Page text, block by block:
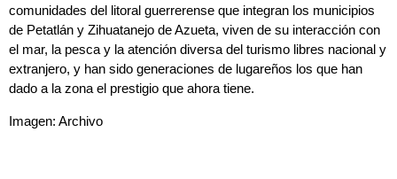
comunidades del litoral guerrerense que integran los municipios
de Petatlán y Zihuatanejo de Azueta, viven de su interacción con
el mar, la pesca y la atención diversa del turismo libres nacional y
extranjero, y han sido generaciones de lugareños los que han
dado a la zona el prestigio que ahora tiene.
Imagen: Archivo